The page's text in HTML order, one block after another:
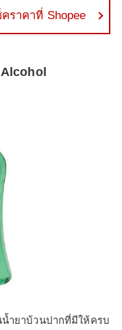
คราคาที่ Shopee
น้ำยาบ้วนปากที่มีให้ครบ